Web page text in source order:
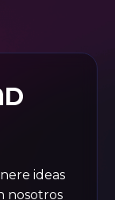
ideas
nosotros